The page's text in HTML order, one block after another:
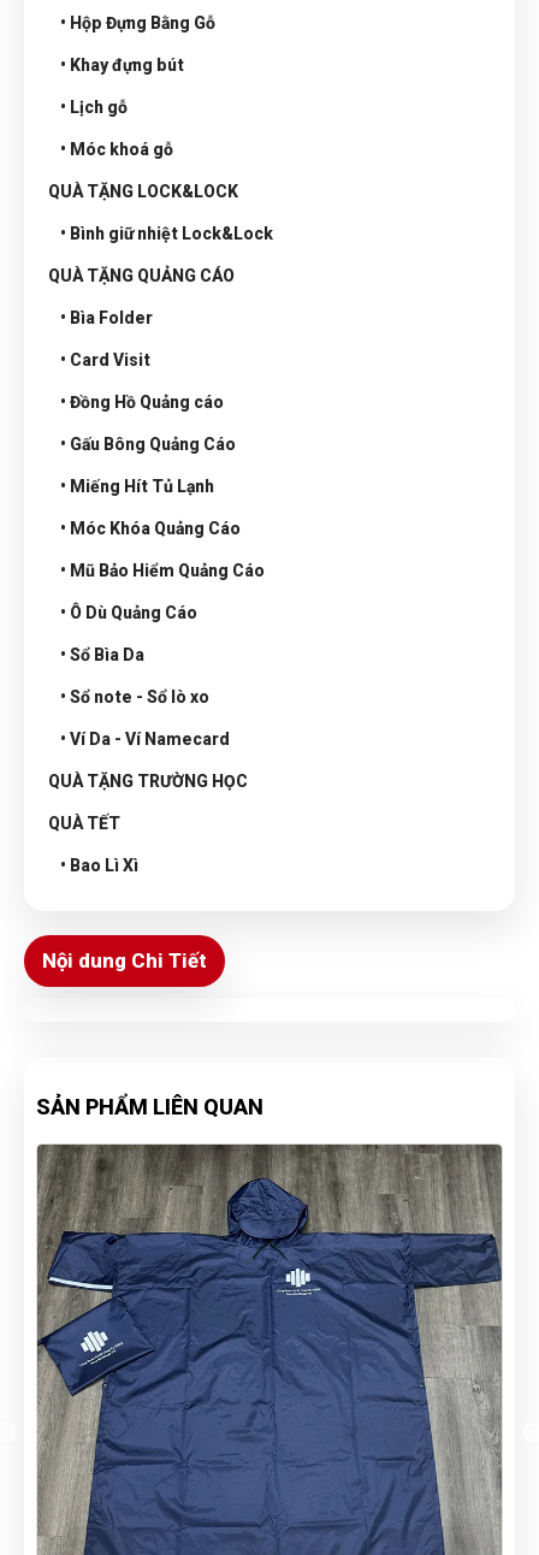
• Hộp Đựng Bằng Gỗ
• Khay đựng bút
• Lịch gỗ
• Móc khoá gỗ
QUÀ TẶNG LOCK&LOCK
• Bình giữ nhiệt Lock&Lock
QUÀ TẶNG QUẢNG CÁO
• Bìa Folder
• Card Visit
• Đồng Hồ Quảng cáo
• Gấu Bông Quảng Cáo
• Miếng Hít Tủ Lạnh
• Móc Khóa Quảng Cáo
• Mũ Bảo Hiểm Quảng Cáo
• Ô Dù Quảng Cáo
• Sổ Bìa Da
• Sổ note - Sổ lò xo
• Ví Da - Ví Namecard
QUÀ TẶNG TRƯỜNG HỌC
QUÀ TẾT
• Bao Lì Xì
Nội dung Chi Tiết
SẢN PHẨM LIÊN QUAN